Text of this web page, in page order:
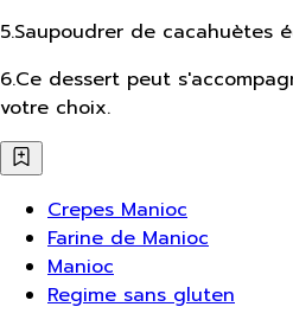
5.Saupoudrer de cacahuètes
6.Ce dessert peut
votre choix.
Crepes Manioc
Farine de Manioc
Manioc
Regime sans gluten